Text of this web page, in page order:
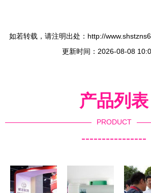
如若转载，请注明出处：http://
更新时间：2026-08-08
产品列表
PRODUCT
----------------